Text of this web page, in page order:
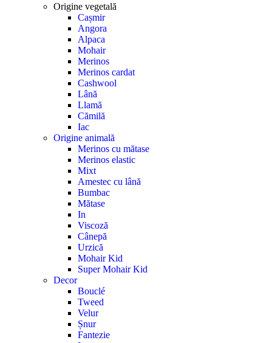
Origine vegetală
Cașmir
Angora
Alpaca
Mohair
Merinos
Merinos cardat
Cashwool
Lână
Llamă
Cămilă
Iac
Origine animală
Merinos cu mătase
Merinos elastic
Mixt
Amestec cu lână
Bumbac
Mătase
In
Viscoză
Cânepă
Urzică
Mohair Kid
Super Mohair Kid
Decor
Bouclé
Tweed
Velur
Șnur
Fantezie